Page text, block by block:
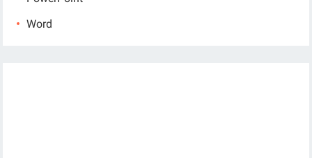
Word